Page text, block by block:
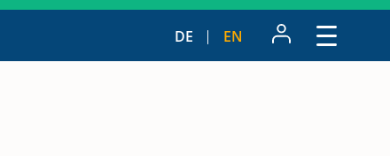
DE EN